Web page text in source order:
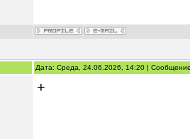
Дата: Среда, 24.06.2026, 14:20 |
+